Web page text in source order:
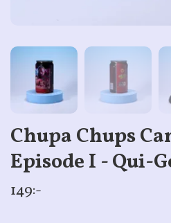
Chupa Chups
Episode I - Qui-
149:-